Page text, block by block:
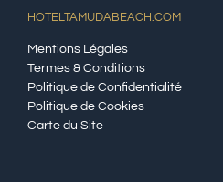
HOTELTAMUDABEACH.COM
Mentions Légales
Termes & Conditions
Politique de Confidentialité
Politique de Cookies
Carte du Site